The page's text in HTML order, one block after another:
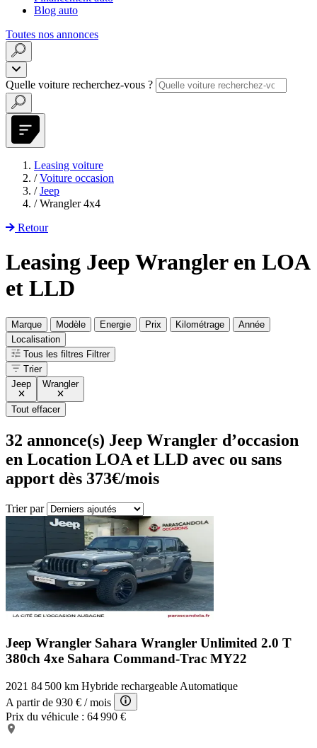
Blog auto
Toutes nos annonces
Quelle voiture recherchez-vous ?
Leasing voiture
/ Voiture occasion
/ Jeep
/ Wrangler 4x4
Retour
Leasing Jeep Wrangler en LOA
et LLD
Marque Modèle Energie Prix Kilométrage
Année
Localisation
Tous les filtres Filtrer
Trier
Jeep
Wrangler
Tout effacer
32 annonce(s) Jeep Wrangler d’occasion
en Location LOA et LLD avec ou sans
apport dès 373€/mois
Trier par
Jeep Wrangler Sahara Wrangler Unlimited 2.0 T
380ch 4xe Sahara Command-Trac MY22
2021 84 500 km Hybride rechargeable Automatique
A partir de 930 € / mois
Prix du véhicule : 64 990 €